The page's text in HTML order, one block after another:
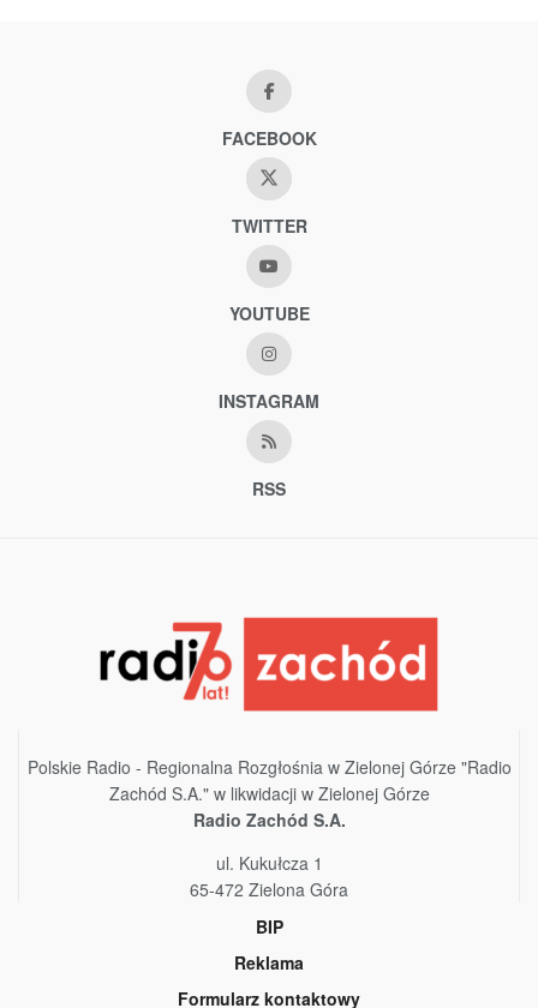
FACEBOOK
TWITTER
YOUTUBE
INSTAGRAM
RSS
Polskie Radio - Regionalna Rozgłośnia w Zielonej Górze "Radio
Zachód S.A." w likwidacji w Zielonej Górze
Radio Zachód S.A.
ul. Kukułcza 1
65-472 Zielona Góra
BIP
Reklama
Formularz kontaktowy